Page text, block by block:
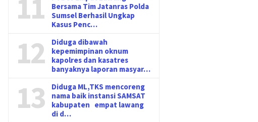
11
Bersama Tim Jatanras Polda
Sumsel Berhasil Ungkap
Kasus Penc…
12
Diduga dibawah
kepemimpinan oknum
kapolres dan kasatres
banyaknya laporan masyar…
13
Diduga ML,TKS mencoreng
nama baik instansi SAMSAT
kabupaten empat lawang
di d…